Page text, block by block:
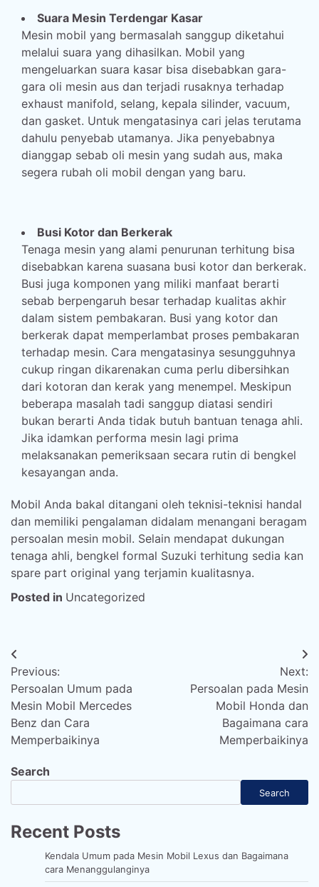
Suara Mesin Terdengar Kasar
Mesin mobil yang bermasalah sanggup diketahui
melalui suara yang dihasilkan. Mobil yang
mengeluarkan suara kasar bisa disebabkan gara-
gara oli mesin aus dan terjadi rusaknya terhadap
exhaust manifold, selang, kepala silinder, vacuum,
dan gasket. Untuk mengatasinya cari jelas terutama
dahulu penyebab utamanya. Jika penyebabnya
dianggap sebab oli mesin yang sudah aus, maka
segera rubah oli mobil dengan yang baru.
Busi Kotor dan Berkerak
Tenaga mesin yang alami penurunan terhitung bisa
disebabkan karena suasana busi kotor dan berkerak.
Busi juga komponen yang miliki manfaat berarti
sebab berpengaruh besar terhadap kualitas akhir
dalam sistem pembakaran. Busi yang kotor dan
berkerak dapat memperlambat proses pembakaran
terhadap mesin. Cara mengatasinya sesungguhnya
cukup ringan dikarenakan cuma perlu dibersihkan
dari kotoran dan kerak yang menempel. Meskipun
beberapa masalah tadi sanggup diatasi sendiri
bukan berarti Anda tidak butuh bantuan tenaga ahli.
Jika idamkan performa mesin lagi prima
melaksanakan pemeriksaan secara rutin di bengkel
kesayangan anda.
Mobil Anda bakal ditangani oleh teknisi-teknisi handal
dan memiliki pengalaman didalam menangani beragam
persoalan mesin mobil. Selain mendapat dukungan
tenaga ahli, bengkel formal Suzuki terhitung sedia kan
spare part original yang terjamin kualitasnya.
Posted in Uncategorized
Post
navigation
Previous:
Persoalan Umum pada
Mesin Mobil Mercedes
Benz dan Cara
Memperbaikinya
Next:
Persoalan pada Mesin
Mobil Honda dan
Bagaimana cara
Memperbaikinya
Search
Search
Recent Posts
Kendala Umum pada Mesin Mobil Lexus dan Bagaimana
cara Menanggulanginya